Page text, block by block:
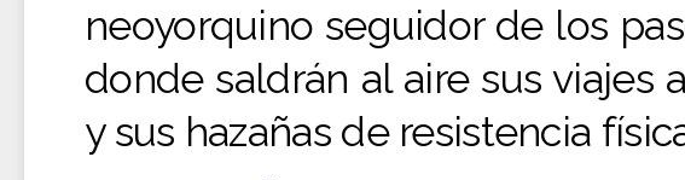
neoyorquino seguidor de los
donde saldrán al aire sus viajes
y sus hazañas de resistencia